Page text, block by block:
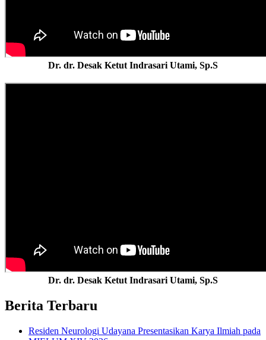
Dr. dr. Desak Ketut Indrasari Utami, Sp.S
Dr. dr. Desak Ketut Indrasari Utami, Sp.S
Berita Terbaru
Residen Neurologi Udayana Presentasikan Karya Ilmiah pada